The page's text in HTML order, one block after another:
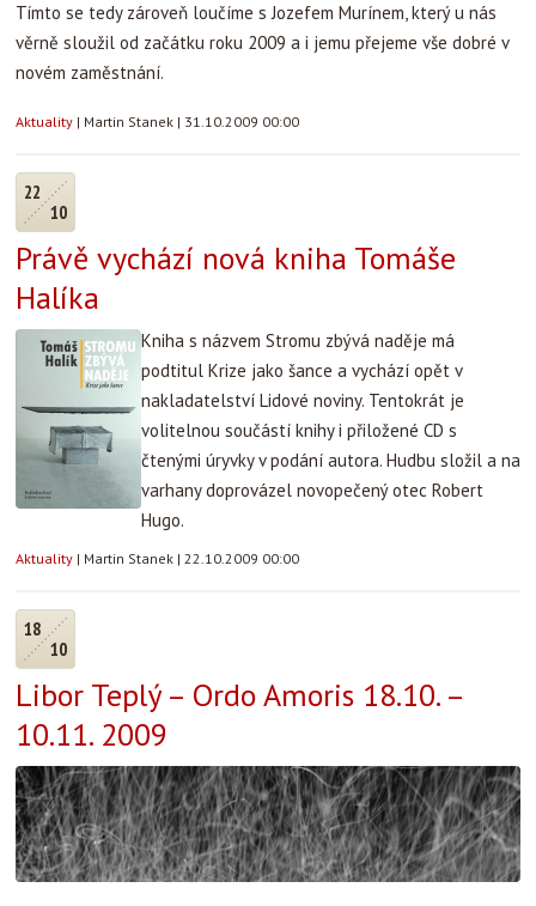
Tímto se tedy zároveň loučíme s Jozefem Murínem, který u nás
věrně sloužil od začátku roku 2009 a i jemu přejeme vše dobré v
novém zaměstnání.
Aktuality | Martin Stanek | 31.10.2009 00:00
22
10
Právě vychází nová kniha Tomáše
Halíka
Kniha s názvem Stromu zbývá naděje má
podtitul Krize jako šance a vychází opět v
nakladatelství Lidové noviny. Tentokrát je
volitelnou součástí knihy i přiložené CD s
čtenými úryvky v podání autora. Hudbu složil a na
varhany doprovázel novopečený otec Robert
Hugo.
Aktuality | Martin Stanek | 22.10.2009 00:00
18
10
Libor Teplý – Ordo Amoris 18.10. –
10.11. 2009